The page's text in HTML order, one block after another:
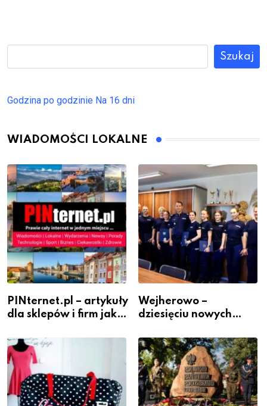
Szukaj
Godzina po godzinie Na 16 dni
WIADOMOŚCI LOKALNE
PINternet.pl – artykuły
dla sklepów i firm jako
widoczność
Wejherowo –
dziesięciu nowych
szeregach Komendy
Powiatowej